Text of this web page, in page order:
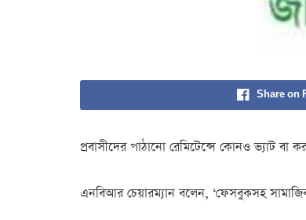
Share on
প্রবাসীদের পাঠানো রেমিটেন্সে কোনও ভ্যাট
এনবিআর চেয়ারম্যান বলেন, ‘ফেসবুকসহ